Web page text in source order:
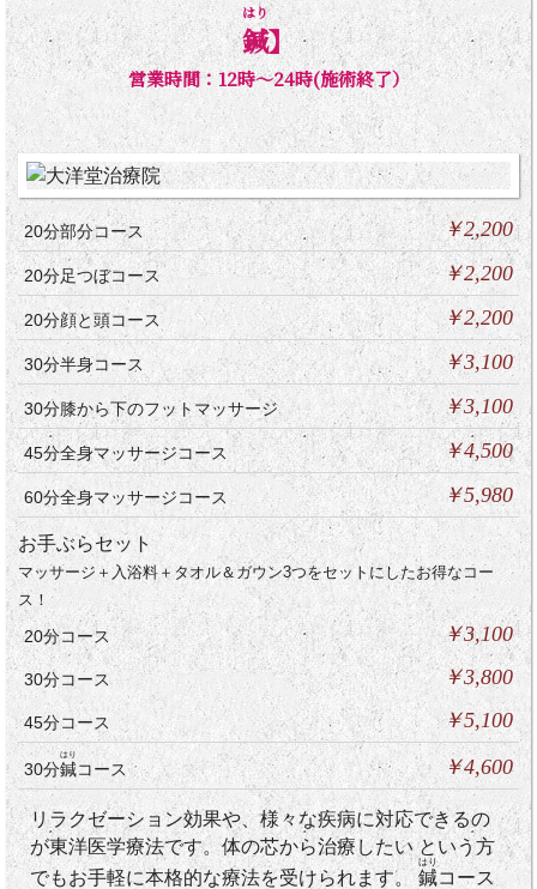
鍼
はり
】
営業時間：12時～24時(施術終了）
20分部分コース ￥2,200
20分足つぼコース ￥2,200
20分顔と頭コース ￥2,200
30分半身コース ￥3,100
30分膝から下のフットマッサージ ￥3,100
45分全身マッサージコース ￥4,500
60分全身マッサージコース ￥5,980
お手ぶらセット
マッサージ＋入浴料＋タオル＆ガウン3つをセットにしたお得なコー
ス！
20分コース ￥3,100
30分コース ￥3,800
45分コース ￥5,100
30分鍼
はり
コース ￥4,600
リラクゼーション効果や、様々な疾病に対応できるの
が東洋医学療法です。体の芯から治療したい という方
でもお手軽に本格的な療法を受けられます。鍼
はり
コース